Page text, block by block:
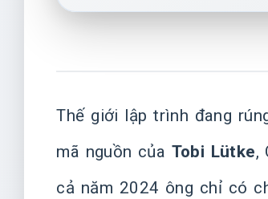
Thế giới lập trình đang
mã nguồn của Tobi Lütke,
cả năm 2024 ông chỉ có